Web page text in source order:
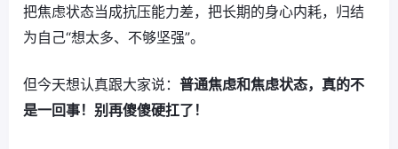
把焦虑状态当成抗压能力差，把长期的身心内耗，归结
为自己“想太多、不够坚强”。
但今天想认真跟大家说： 普通焦虑和焦虑状态，真的不
是一回事！别再傻傻硬扛了！